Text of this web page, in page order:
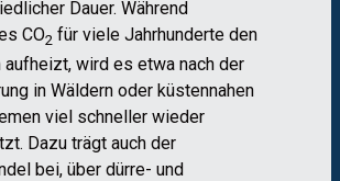
Dauer. Während
CO2 für viele Jahrhunderte den
aufheizt, wird es etwa nach der
in Wäldern oder küstennahen
viel schneller wieder
Dazu trägt auch der
bei, über dürre- und